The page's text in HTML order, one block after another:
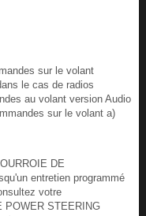
sur le volant
le cas de radios
au volant version Audio
sur le volant a)
DE
entretien programmé
votre
POWER STEERING